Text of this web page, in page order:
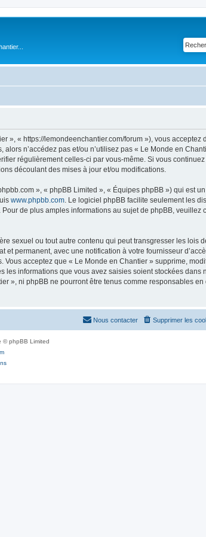
« https://lemondeenchantier.com/forum »), vous acceptez
n’accédez pas et/ou n’utilisez pas « Le Monde en
régulièrement celles-ci par vous-même. Si vous
découlant des mises à jour et/ou modifications.
», « phpBB Limited », « Équipes phpBB ») qui est
www.phpbb.com . Le logiciel phpBB facilite seulement les
de plus amples informations au sujet de phpBB, veuillez
sexuel ou tout autre contenu qui peut transgresser les lois
permanent, avec une notification à votre fournisseur
acceptez que « Le Monde en Chantier » supprime,
informations que vous avez saisies soient stockées dans
», ni phpBB ne pourront être tenus comme responsables
Supprimer les
Nous contacter
© phpBB Limited